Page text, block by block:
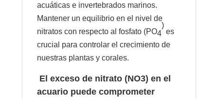
acuáticas e invertebrados marinos.
Mantener un equilibrio en el nivel de
nitratos con respecto al fosfato (PO4
)
es
crucial para controlar el crecimiento de
nuestras plantas y corales.
El exceso de nitrato (NO3) en el
acuario puede comprometer